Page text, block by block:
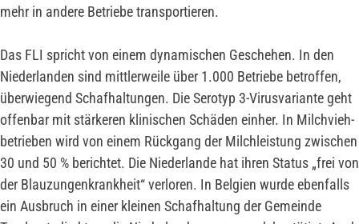
mehr in andere Betriebe transportieren.
Das FLI spricht von einem dynamischen Geschehen. In den
Niederlanden sind mittlerweile über 1.000 Betriebe betroffen,
überwiegend Schafhaltungen. Die Serotyp 3-Virusvariante geht
offenbar mit stärkeren klinischen Schäden einher. In Milchvieh-
betrieben wird von einem Rückgang der Milchleistung zwischen
30 und 50 % berichtet. Die Niederlande hat ihren Status „frei von
der Blauzungenkrankheit“ verloren. In Belgien wurde ebenfalls
ein Ausbruch in einer kleinen Schafhaltung der Gemeinde